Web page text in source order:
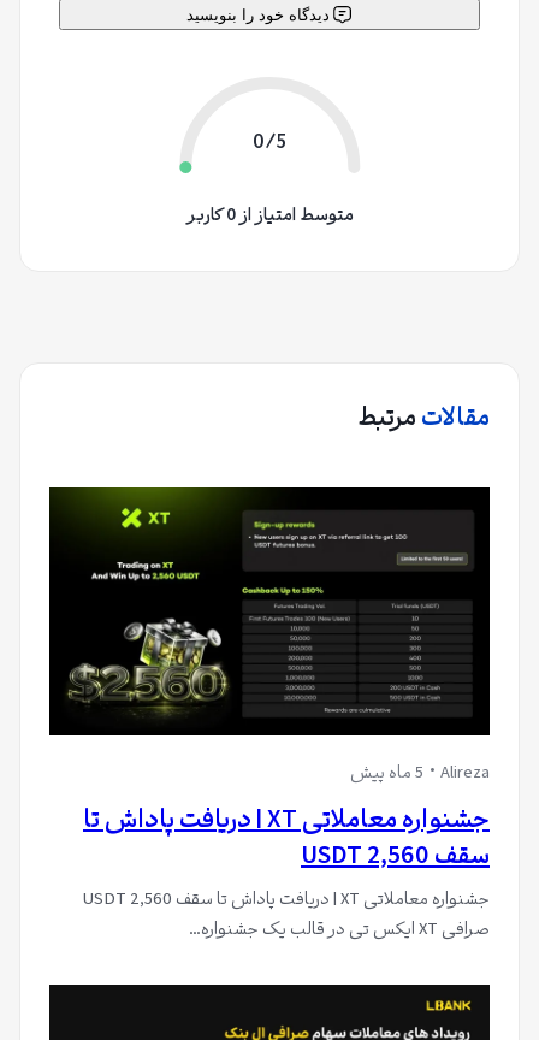
دیدگاه خود را بنویسید
0/5
متوسط امتیاز از 0 کاربر
مقالاتمرتبط
Alireza 5 ماه پیش
جشنواره معاملاتی XT | دریافت پاداش تا
سقف 2,560 USDT
جشنواره معاملاتی XT | دریافت پاداش تا سقف 2,560 USDT
صرافی XT ایکس تی در قالب یک جشنواره…